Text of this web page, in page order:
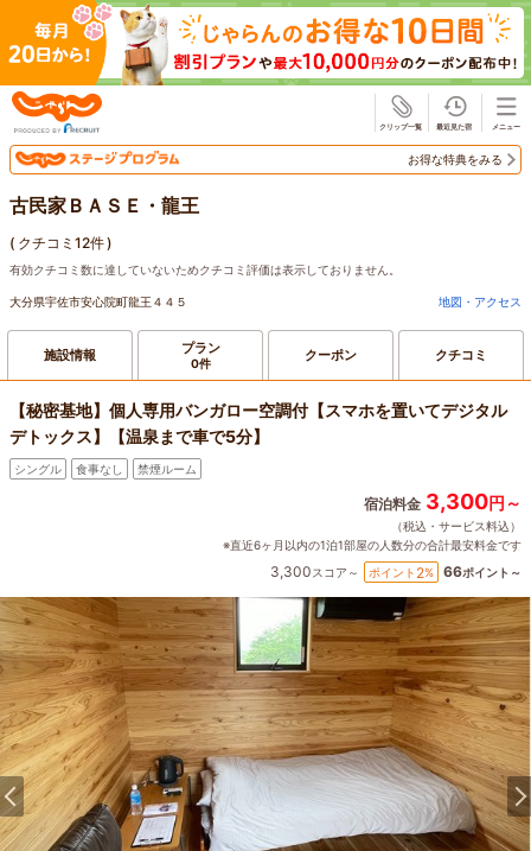
お得な特典をみる
古民家ＢＡＳＥ・龍王
( クチコミ12件)
有効クチコミ数に達していないためクチコミ評価は表示しておりません。
大分県宇佐市安心院町龍王４４５ 地図・アクセス
施設情報 プラン
0件 クーポン クチコミ
【秘密基地】個人専用バンガロー空調付【スマホを置いてデジタル
デトックス】【温泉まで車で5分】
シングル 食事なし 禁煙ルーム
宿泊料金 3,300円～
（税込・サービス料込）
※直近6ヶ月以内の1泊1部屋の人数分の合計最安料金です
3,300スコア～ ポイント 2% 66ポイント～